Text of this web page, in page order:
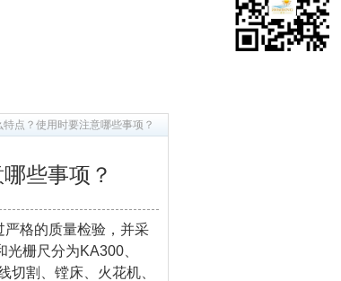
点？使用时要注意哪些事项？
些事项？
格的质量检验，并采
栅尺分为KA300、
割、镗床、火花机、